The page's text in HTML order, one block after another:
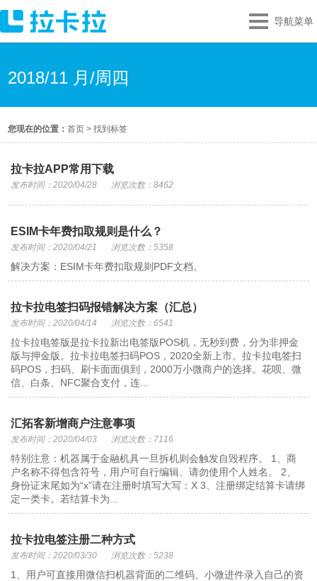
导航菜单
2018/11 月/周四
您现在的位置：首页 >找到标签
拉卡拉APP常用下载
发布时间：2020/04/28 浏览次数：8462
ESIM卡年费扣取规则是什么？
发布时间：2020/04/21 浏览次数：5358
解决方案：ESIM卡年费扣取规则PDF文档。
拉卡拉电签扫码报错解决方案（汇总）
发布时间：2020/04/14 浏览次数：6541
拉卡拉电签版是拉卡拉新出电签版POS机，无秒到费，分为非押金
版与押金版。拉卡拉电签扫码POS，2020全新上市。拉卡拉电签扫
码POS，扫码、刷卡面面俱到，2000万小微商户的选择。花呗、微
信、白条、NFC聚合支付，连...
汇拓客新增商户注意事项
发布时间：2020/04/03 浏览次数：7116
特别注意：机器属于金融机具一旦拆机则会触发自毁程序。 1、商
户名称不得包含符号，用户可自行编辑、请勿使用个人姓名。 2、
身份证末尾如为“x”请在注册时填写大写：X 3、注册绑定结算卡请绑
定一类卡。若结算卡为...
拉卡拉电签注册二种方式
发布时间：2020/03/30 浏览次数：5238
1、用户可直接用微信扫机器背面的二维码、小微进件录入自己的资